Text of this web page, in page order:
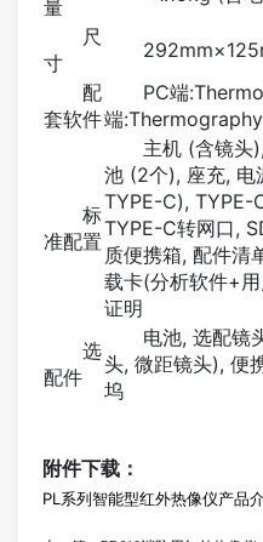
量
尺
寸
配
套软件
PC端
端
标
准配置
主机 (含镜头
池 (2个), 座充, 电
TYPE-C), TYPE-
TYPE-C转网口,
质便携箱, 配件清
载卡(分析软件+
证明
选
配件
电池, 选配镜
头, 微距镜头), 便
坞
附件下载：
PL系列智能型红外热像仪产品